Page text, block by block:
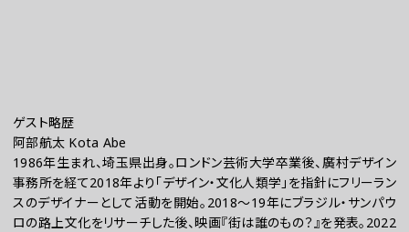
ゲスト略歴
阿部航太 Kota Abe
1986年生まれ、埼玉県出身。ロンドン芸術大学卒業後、廣村デザイン
事務所を経て2018年より「デザイン・文化人類学」を指針にフリーラン
スのデザイナーとして活動を開始。2018〜19年にブラジル・サンパウ
ロの路上文化をリサーチした後、映画『街は誰のもの？』を発表。2022